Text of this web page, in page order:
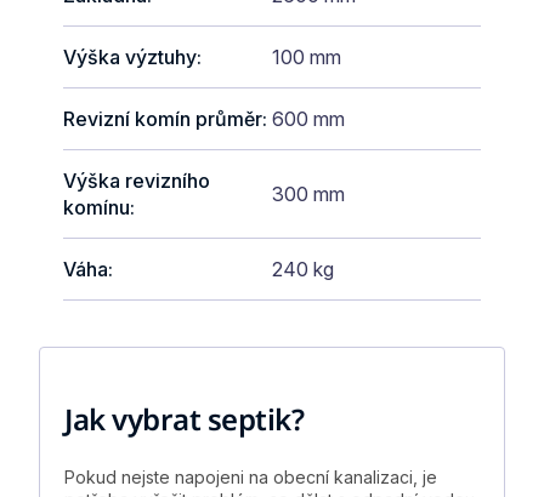
Výška výztuhy: 100 mm
Revizní komín průměr: 600 mm
Výška revizního
komínu:
300 mm
Váha: 240 kg
Jak vybrat septik?
Pokud nejste napojeni na obecní kanalizaci, je